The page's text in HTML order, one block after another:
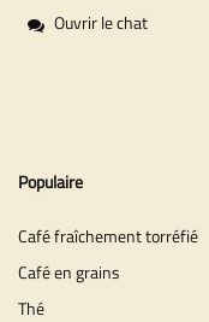
Ouvrir le chat
Populaire
Café fraîchement torréfié
Café en grains
Thé